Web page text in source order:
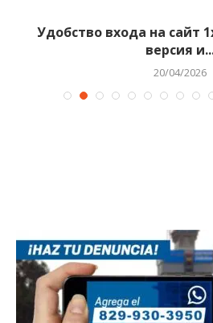
Удобство входа на сайт
версия
20/04/2026